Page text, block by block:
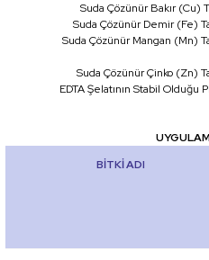
Suda Çözünür Bakır (Cu)
Suda Çözünür Demir (Fe)
Suda Çözünür Mangan (Mn)
Suda Çözünür Çinko (Zn)
EDTA Şelatının Stabil Olduğu
BİTKİ ADI